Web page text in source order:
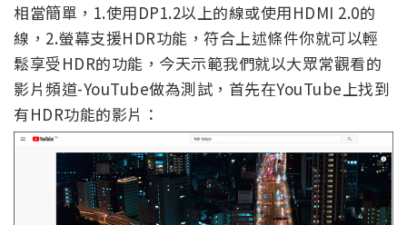
相當簡單，1.使用DP1.2以上的線或使用HDMI 2.0的
線，2.螢幕支援HDR功能，符合上述條件你就可以輕
鬆享受HDR的功能，今天示範我們就以大眾常觀看的
影片頻道-YouTube做為測試，首先在YouTube上找到
有HDR功能的影片：